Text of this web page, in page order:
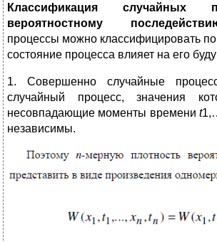
Классификация случайных
вероятностному
процессы можно классифицировать по
состояние процесса влияет на его
1. Совершенно случайные
случайный процесс, значения
несовпадающие моменты времени t
независимы.